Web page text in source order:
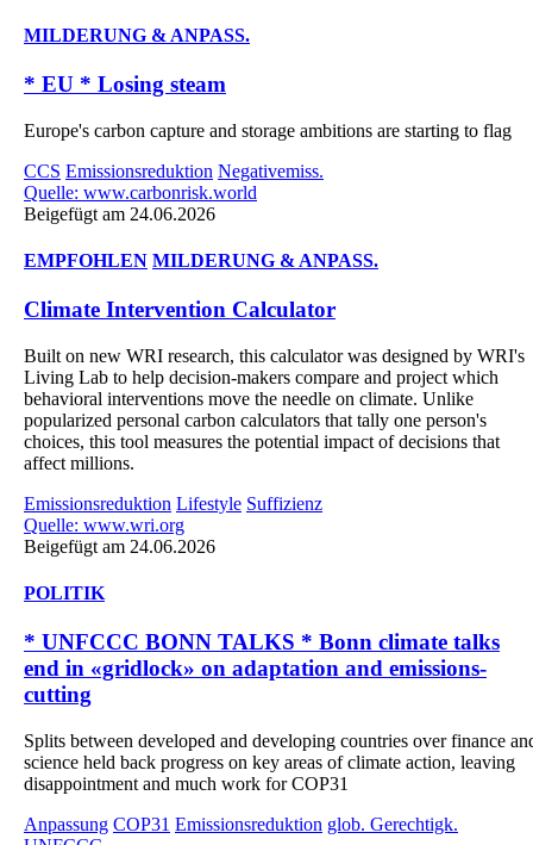
MILDERUNG & ANPASS.
* EU * Losing steam
Europe's carbon capture and storage ambitions are starting to flag
CCS Emissionsreduktion Negativemiss.
Quelle: www.carbonrisk.world
Beigefügt am 24.06.2026
EMPFOHLEN MILDERUNG & ANPASS.
Climate Intervention Calculator
Built on new WRI research, this calculator was designed by WRI's
Living Lab to help decision-makers compare and project which
behavioral interventions move the needle on climate. Unlike
popularized personal carbon calculators that tally one person's
choices, this tool measures the potential impact of decisions that
affect millions.
Emissionsreduktion Lifestyle Suffizienz
Quelle: www.wri.org
Beigefügt am 24.06.2026
POLITIK
* UNFCCC BONN TALKS * Bonn climate talks
end in «gridlock» on adaptation and emissions-
cutting
Splits between developed and developing countries over finance
science held back progress on key areas of climate action, leaving
disappointment and much work for COP31
Anpassung COP31 Emissionsreduktion glob. Gerechtigk.